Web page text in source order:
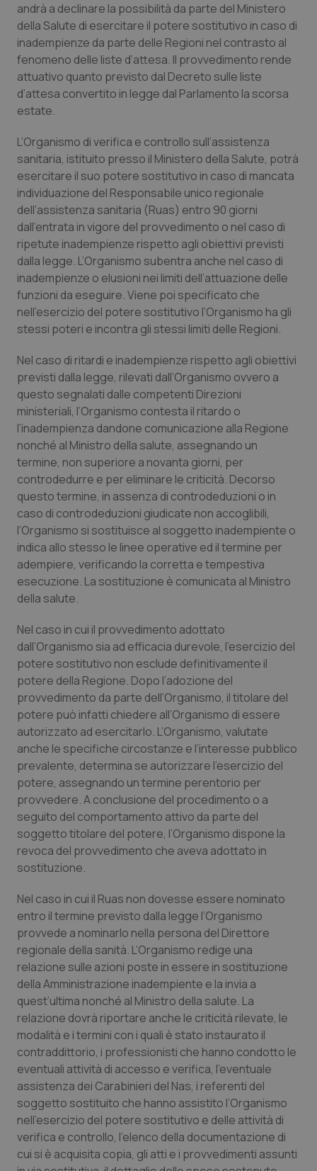
Friuli Venezia Giulia
Lazio
Liguria
Marche
Molise
Piemonte
Provincia Autonoma di Bolzano
Provincia Autonoma di Trento
Puglia
Sardegna
Sicilia
Toscana
Umbria
Valle D’Aosta
Veneto
Dermatite Atopica
Diabete & glucometri
Disturbi dell’umore
Donna & Salute
Epatiti
HIV
Infezioni & Febbre
Ipertensione & Scompenso
Malattie rare
Malattia di Crohn & Rettocolite Ulcerosa
Neuroscienze & patologie neurodegenerative
Obesità
Oftalmologia
Oncodermatologia
Oncoematologia
Psoriasi & pelle
Quotidiano Cardiologia
Quotidiano Chirurgia
Quotidiano Oncologia
Quotidiano Pediatria
Rene & patologie urogenitali
Salute orale & impianti
Sangue & coagulazione
Tiroide
Tumore al seno
Tumore ovarico
Tumori del Polmone & Testa Collo
Tumori gastrointestinali
Ulcera & Reflusso
Vaccini
andrà a declinare la possibilità da parte del Ministero
della Salute di esercitare il potere sostitutivo in caso di
inadempienze da parte delle Regioni nel contrasto al
fenomeno delle liste d’attesa. Il provvedimento rende
attuativo quanto previsto dal Decreto sulle liste
d’attesa convertito in legge dal Parlamento la scorsa
estate.
L’Organismo di verifica e controllo sull’assistenza
sanitaria, istituito presso il Ministero della Salute, potrà
esercitare il suo potere sostitutivo in caso di mancata
individuazione del Responsabile unico regionale
dell’assistenza sanitaria (Ruas) entro 90 giorni
dall’entrata in vigore del provvedimento o nel caso di
ripetute inadempienze rispetto agli obiettivi previsti
dalla legge. L’Organismo subentra anche nel caso di
inadempienze o elusioni nei limiti dell’attuazione delle
funzioni da eseguire. Viene poi specificato che
nell’esercizio del potere sostitutivo l’Organismo ha gli
stessi poteri e incontra gli stessi limiti delle Regioni.
Nel caso di ritardi e inadempienze rispetto agli obiettivi
previsti dalla legge, rilevati dall’Organismo ovvero a
questo segnalati dalle competenti Direzioni
ministeriali, l’Organismo contesta il ritardo o
l’inadempienza dandone comunicazione alla Regione
nonché al Ministro della salute, assegnando un
termine, non superiore a novanta giorni, per
controdedurre e per eliminare le criticità. Decorso
questo termine, in assenza di controdeduzioni o in
caso di controdeduzioni giudicate non accoglibili,
l’Organismo si sostituisce al soggetto inadempiente o
indica allo stesso le linee operative ed il termine per
adempiere, verificando la corretta e tempestiva
esecuzione. La sostituzione è comunicata al Ministro
della salute.
Nel caso in cui il provvedimento adottato
dall’Organismo sia ad efficacia durevole, l’esercizio del
potere sostitutivo non esclude definitivamente il
potere della Regione. Dopo l’adozione del
provvedimento da parte dell’Organismo, il titolare del
potere può infatti chiedere all’Organismo di essere
autorizzato ad esercitarlo. L’Organismo, valutate
anche le specifiche circostanze e l’interesse pubblico
prevalente, determina se autorizzare l’esercizio del
potere, assegnando un termine perentorio per
provvedere. A conclusione del procedimento o a
seguito del comportamento attivo da parte del
soggetto titolare del potere, l’Organismo dispone la
revoca del provvedimento che aveva adottato in
sostituzione.
Nel caso in cui il Ruas non dovesse essere nominato
entro il termine previsto dalla legge l’Organismo
provvede a nominarlo nella persona del Direttore
regionale della sanità. L’Organismo redige una
relazione sulle azioni poste in essere in sostituzione
della Amministrazione inadempiente e la invia a
quest’ultima nonché al Ministro della salute. La
relazione dovrà riportare anche le criticità rilevate, le
modalità e i termini con i quali è stato instaurato il
contraddittorio, i professionisti che hanno condotto le
eventuali attività di accesso e verifica, l’eventuale
assistenza dei Carabinieri del Nas, i referenti del
soggetto sostituito che hanno assistito l’Organismo
nell’esercizio del potere sostitutivo e delle attività di
verifica e controllo, l’elenco della documentazione di
cui si è acquisita copia, gli atti e i provvedimenti assunti